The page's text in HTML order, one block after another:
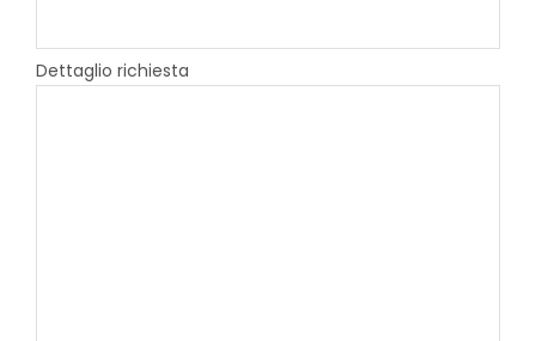
Dettaglio richiesta